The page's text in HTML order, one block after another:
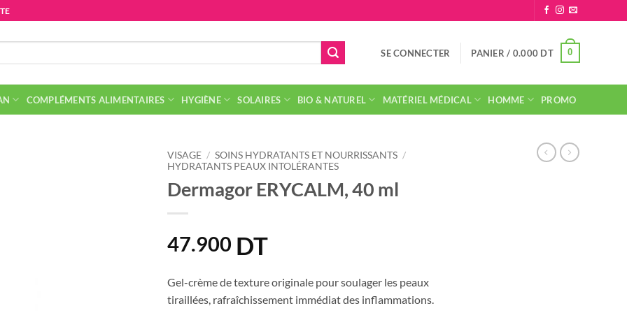
SE CONNECTER PANIER / 0.000 DT 0
COMPLÉMENTS ALIMENTAIRES HYGIÈNE SOLAIRES BIO & NATUREL MATÉRIEL MÉDICAL HOMME PROMO
VISAGE / SOINS HYDRATANTS ET NOURRISSANTS /
HYDRATANTS PEAUX INTOLÉRANTES
Dermagor ERYCALM, 40 ml
47.900 DT
Gel-crème de texture originale pour soulager les peaux
tiraillées, rafraîchissement immédiat des inflammations.